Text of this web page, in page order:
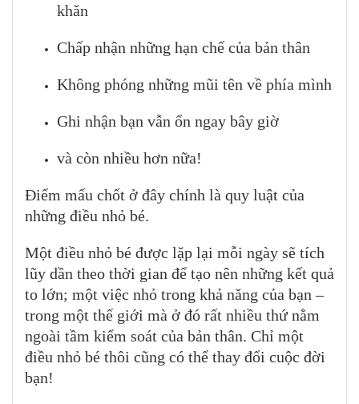
khăn
Chấp nhận những hạn chế của bản thân
Không phóng những mũi tên về phía mình
Ghi nhận bạn vẫn ổn ngay bây giờ
và còn nhiều hơn nữa!
Điểm mấu chốt ở đây chính là quy luật của
những điều nhỏ bé.
Một điều nhỏ bé được lặp lại mỗi ngày sẽ tích
lũy dần theo thời gian để tạo nên những kết quả
to lớn; một việc nhỏ trong khả năng của bạn –
trong một thế giới mà ở đó rất nhiều thứ nằm
ngoài tầm kiểm soát của bản thân. Chỉ một
điều nhỏ bé thôi cũng có thể thay đổi cuộc đời
bạn!